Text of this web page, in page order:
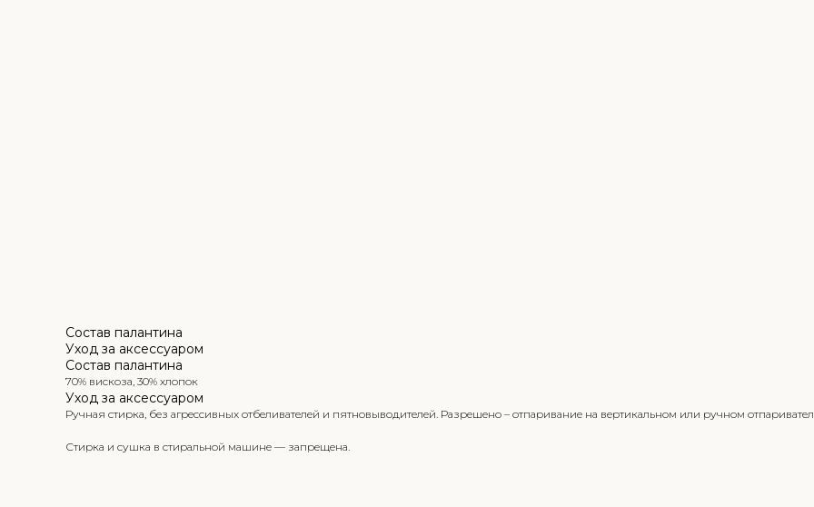
Состав палантина
Уход за аксессуаром
Состав палантина
70% вискоза, 30% хлопок
Уход за аксессуаром
Ручная стирка, без агрессивных отбеливателей и пятновыводителей. Разрешено – отпаривание на вертикальном или ручном
Стирка и сушка в стиральной машине — запрещена.